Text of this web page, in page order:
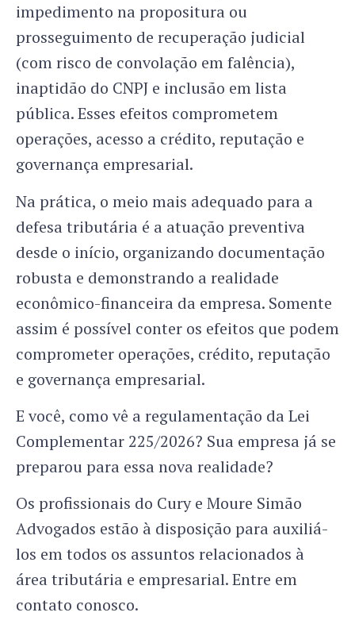
impedimento na propositura ou
prosseguimento de recuperação judicial
(com risco de convolação em falência),
inaptidão do CNPJ e inclusão em lista
pública. Esses efeitos comprometem
operações, acesso a crédito, reputação e
governança empresarial.
Na prática, o meio mais adequado para a
defesa tributária é a atuação preventiva
desde o início, organizando documentação
robusta e demonstrando a realidade
econômico-financeira da empresa. Somente
assim é possível conter os efeitos que podem
comprometer operações, crédito, reputação
e governança empresarial.
E você, como vê a regulamentação da Lei
Complementar 225/2026? Sua empresa já se
preparou para essa nova realidade?
Os profissionais do Cury e Moure Simão
Advogados estão à disposição para auxiliá-
los em todos os assuntos relacionados à
área tributária e empresarial. Entre em
contato conosco.